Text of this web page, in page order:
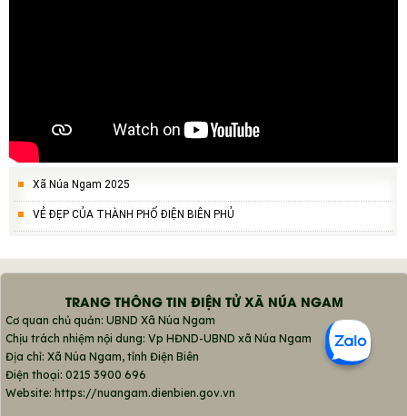
Xã Núa Ngam 2025
VẺ ĐẸP CỦA THÀNH PHỐ ĐIỆN BIÊN PHỦ
TRANG THÔNG TIN ĐIỆN TỬ XÃ NÚA NGAM
Cơ quan chủ quản: UBND Xã Núa Ngam
Chịu trách nhiệm nội dung: Vp HĐND-UBND xã Núa Ngam
Địa chỉ: Xã Núa Ngam, tỉnh Điện Biên
Điện thoại: 0215 3900 696
Website: https://nuangam.dienbien.gov.vn